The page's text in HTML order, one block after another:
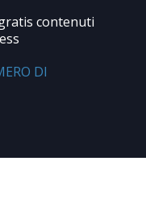
contenuti
DI